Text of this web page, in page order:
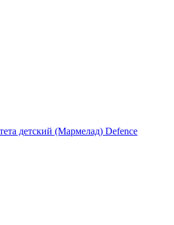
детский (Мармелад) Defence